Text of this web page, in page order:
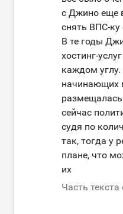
с Джино еще
снять ВПС-ку
В те годы
хостинг-
каждом
начинающих
сейчас
судя по
так, тогда у
плане, что
их
Часть